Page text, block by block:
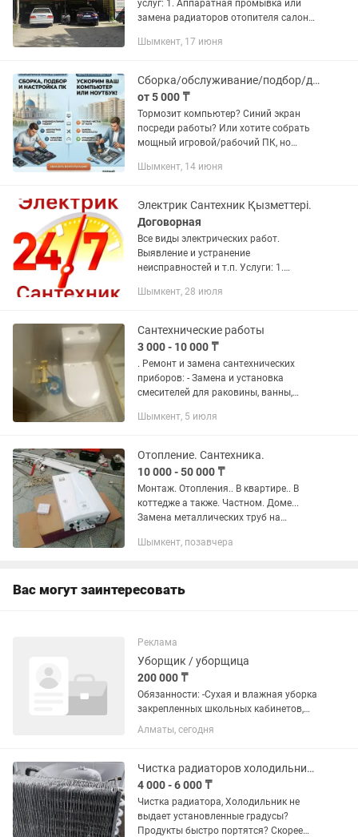
услуг: 1. Аппаратная промывка или
замена радиаторов отопителя салона.
Автокондиционеров на спец
чистка...
Шымкент, 17 июня
Сборка/обслуживание/подбор/диагностика/чистка/установка необходимого ПО
от 5 000 ₸
Тормозит компьютер? Синий экран
посреди работы? Или хотите собрать
мощный игровой/рабочий ПК, но
железо в магазинах?
проблемы с...
Шымкент, 14 июня
Электрик Сантехник Қызметтері.
Договорная
Все виды электрических работ.
Выявление и устранение
неисправностей и т.п. Услуги: 1.
розеток, выключателей); 2. Монтаж
Шымкент, 28 июля
Сантехнические работы
3 000 - 10 000 ₸
. Ремонт и замена сантехнических
приборов: - Замена и установка
смесителей для раковины, ванны,
биде. - Установка и подключение
Шымкент, 5 июля
Отопление. Сантехника.
10 000 - 50 000 ₸
Монтаж. Отопления.. В квартире.. В
коттедже а также. Частном. Доме...
Замена металлических труб на
Радиаторы водопровод. Канализация.
Шымкент, позавчера
Вас могут заинтересовать
Реклама
Уборщик / уборщица
200 000 ₸
Обязанности: -Сухая и влажная уборка
закрепленных школьных кабинетов,
коридоров и лестничных пролетов.
-Дезинфекция и чистка санитарных
мусора из урн и его вынос в...
Алматы, сегодня
Чистка радиаторов холодильника выездом
4 000 - 6 000 ₸
Чистка радиатора, Холодильник не
выдает установленные градусы?
Продукты быстро портятся? Скорее